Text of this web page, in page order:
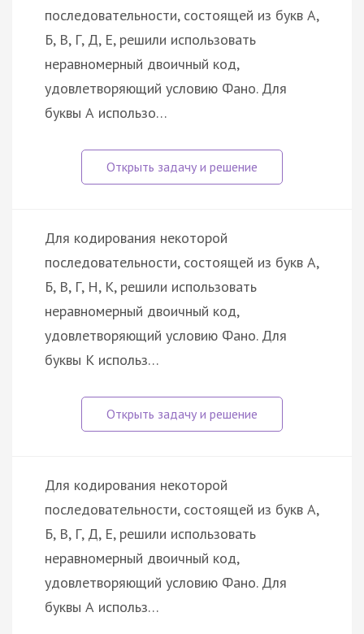
последовательности, состоящей из букв А,
Б, В, Г, Д, Е, решили использовать
неравномерный двоичный код,
удовлетворяющий условию Фано. Для
буквы А использо…
Для кодирования некоторой
последовательности, состоящей из букв А,
Б, В, Г, Н, К, решили использовать
неравномерный двоичный код,
удовлетворяющий условию Фано. Для
буквы К использ…
Для кодирования некоторой
последовательности, состоящей из букв А,
Б, В, Г, Д, Е, решили использовать
неравномерный двоичный код,
удовлетворяющий условию Фано. Для
буквы А использ…